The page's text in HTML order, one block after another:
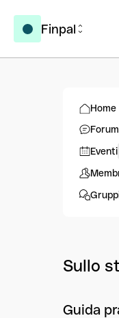
Finpal
Home
Forum
Eventi
Sullo
Guida